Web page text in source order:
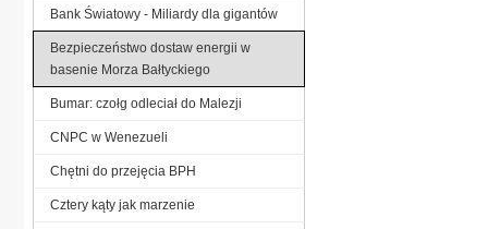
Bank Światowy - Miliardy dla gigantów
Bezpieczeństwo dostaw energii w
basenie Morza Bałtyckiego
Bumar: czołg odleciał do Malezji
CNPC w Wenezueli
Chętni do przejęcia BPH
Cztery kąty jak marzenie